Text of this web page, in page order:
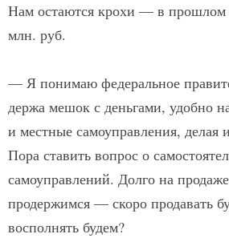
Нам остаются крохи — в прошлом
млн. руб.
— Я понимаю федеральное
держа мешок с деньгами, удобно
и местные самоуправления,
Пора ставить вопрос о
самоуправлений. Долго на
продержимся — скоро продавать
восполнять будем?